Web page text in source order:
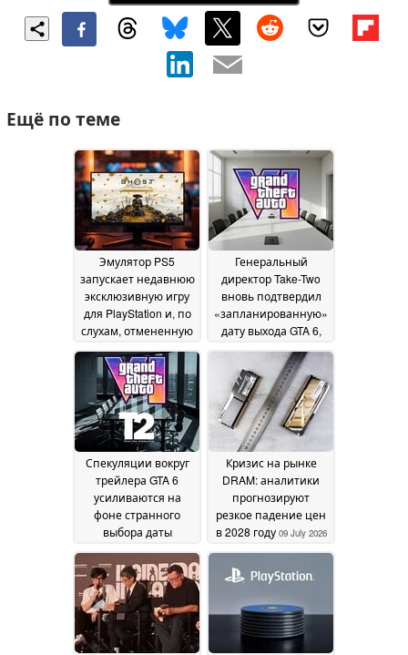
Ещё по теме
Эмулятор PS5
запускает недавнюю
эксклюзивную игру
для PlayStation и, по
слухам, отмененную
20 July
2026
Генеральный
директор Take-Two
вновь подтвердил
«запланированную»
дату выхода GTA 6,
высокие показатели
продаж GTA Online18
July 2026
Спекуляции вокруг
трейлера GTA 6
усиливаются на
фоне странного
выбора даты
августовской
телеконференции
по финансовым
результатам Take-
Two
10 July 2026
Кризис на рынке
DRAM: аналитики
прогнозируют
резкое падение цен
в 2028 году 09 July 2026